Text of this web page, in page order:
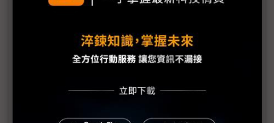
如何綁住晶圓代工龍頭手腳
從DeepSeek到H200鬆綁 盤點NVIDIA 2025年十大